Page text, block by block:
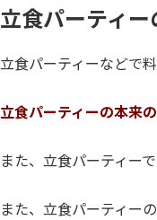
立食パーティー
立食パーティーなどで
立食パーティーの本来
また、立食パーティー
また、立食パーティー